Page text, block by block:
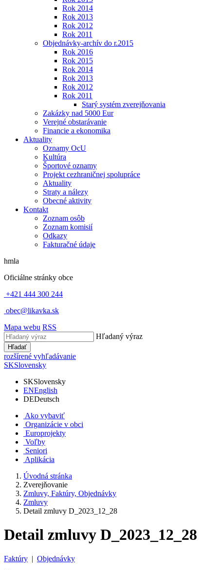
Rok 2014
Rok 2013
Rok 2012
Rok 2011
Objednávky-archív do r.2015
Rok 2016
Rok 2015
Rok 2014
Rok 2013
Rok 2012
Rok 2011
Starý systém zverejňovania
Zakázky nad 5000 Eur
Verejné obstarávanie
Financie a ekonomika
Aktuality
Oznamy OcU
Kultúra
Športové oznamy
Projekt cezhraničnej spolupráce
Aktuality
Straty a nálezy
Obecné aktivity
Kontakt
Zoznam osôb
Zoznam komisií
Odkazy
Fakturačné údaje
hmla
Oficiálne stránky obce
+421 444 300 244
obec@likavka.sk
Mapa webu RSS
Hľadaný výraz
Hľadať
rozšírené vyhľadávanie
SKSlovensky
SKSlovensky
ENEnglish
DEDeutsch
Ako vybaviť
Organizácie v obci
Europrojekty
Voľby
Seniori
Aplikácia
Úvodná stránka
Zverejňovanie
Zmluvy, Faktúry, Objednávky
Zmluvy
Detail zmluvy D_2023_12_28
Detail zmluvy D_2023_12_28
Faktúry | Objednávky